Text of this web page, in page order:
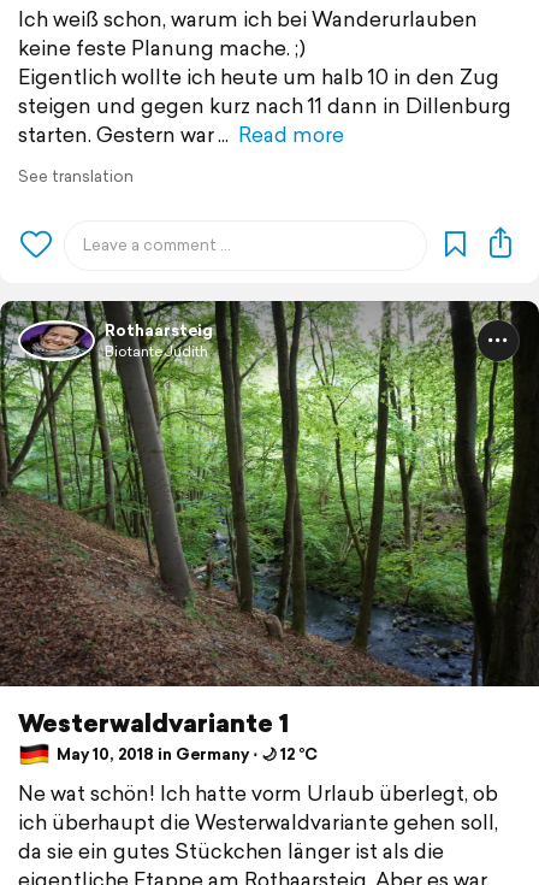
Ich weiß schon, warum ich bei Wanderurlauben
keine feste Planung mache. ;)
Eigentlich wollte ich heute um halb 10 in den Zug
steigen und gegen kurz nach 11 dann in Dillenburg
starten. Gestern war
Read more
See translation
Rothaarsteig
BiotanteJudith
Westerwaldvariante 1
May 10, 2018 in Germany ⋅ 🌙 12 °C
Ne wat schön! Ich hatte vorm Urlaub überlegt, ob
ich überhaupt die Westerwaldvariante gehen soll,
da sie ein gutes Stückchen länger ist als die